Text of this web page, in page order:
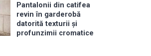
Pantalonii din catifea
revin în garderobă
datorită texturii și
profunzimii cromatice